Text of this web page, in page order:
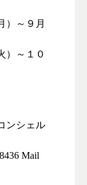
～９月
～１０
ンシェル
Mail